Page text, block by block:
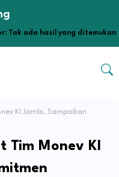
Tak ada hasil yang ditemukan
KI Jambi, Sampaikan
Tim Monev KI